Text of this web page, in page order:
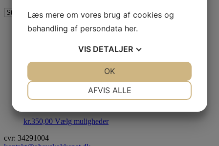
Juleaften gjort nemt!
Påske Tapas 2026
kr.350,00 Vælg muligheder
cvr: 34291004
Læs mere om vores brug af cookies og
behandling af persondata her.
VIS DETALJER
MARKETING
AFVIS ALLE
OK